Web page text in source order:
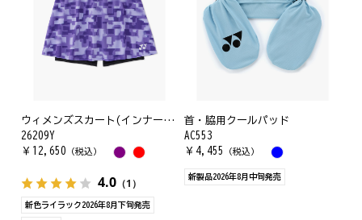
ウィメンズスカート(インナースパッツ付)
26209Y
￥ 12,650 （税込）
4.0 （1）
新色ライラック2026年8月下旬発売
首・脇用クールパッド
AC553
￥ 4,455 （税込）
新製品2026年8月中旬発売